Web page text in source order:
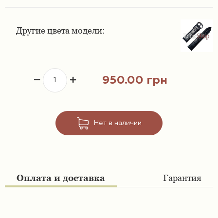
Ремешки 18 мм
Ремешки 20 мм
Ремешки 21 мм
Ремешки 22 мм
Ремешки 24 мм
Ремешки для часов Tissot
Другие цвета модели:
950.00 грн
Нет в наличии
Оплата и доставка Гарантия